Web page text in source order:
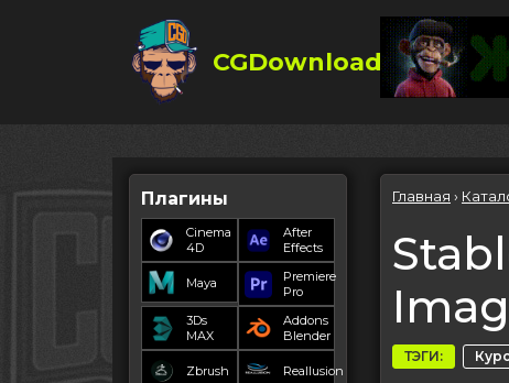
CGDownload
Плагины
Cinema
4D
After
Effects
Maya
Premiere
Pro
3Ds
MAX
Addons
Blender
Zbrush Reallusion
Главная ›
ТЭГИ: